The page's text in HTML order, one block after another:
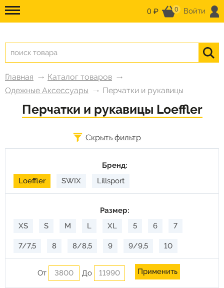
0 ₽ 0 Войти
Главная
Каталог товаров
Одежные Аксессуары
Перчатки и рукавицы
Перчатки и рукавицы Loeffler
Скрыть фильтр
Бренд:
Loeffler
SWIX Lillsport
Размер:
XS
S M L XL 5 6 7
7/7,5 8 8/8,5 9 9/9,5 10
11 ХХХХХ
От До